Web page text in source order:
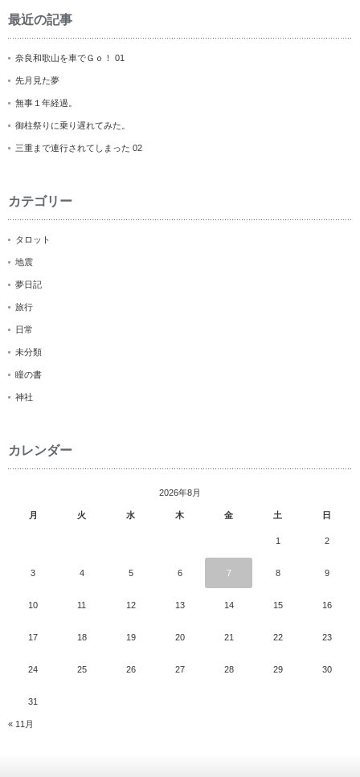
最近の記事
奈良和歌山を車でＧｏ！ 01
先月見た夢
無事１年経過。
御柱祭りに乗り遅れてみた。
三重まで連行されてしまった 02
カテゴリー
タロット
地震
夢日記
旅行
日常
未分類
瞳の書
神社
カレンダー
2026年8月
月 火 水 木 金 土 日
1 2
3 4 5 6 7 8 9
10 11 12 13 14 15 16
17 18 19 20 21 22 23
24 25 26 27 28 29 30
31
« 11月